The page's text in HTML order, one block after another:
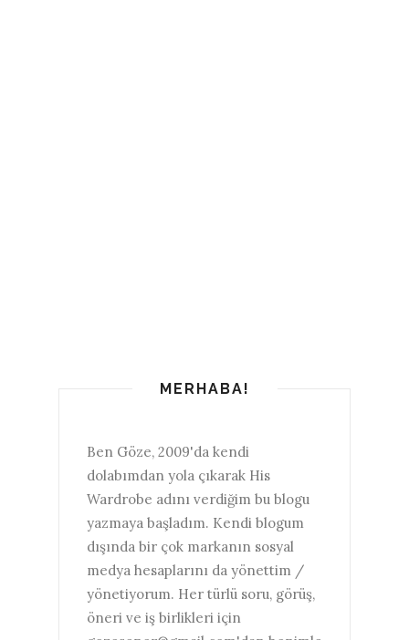
MERHABA!
Ben Göze, 2009'da kendi
dolabımdan yola çıkarak His
Wardrobe adını verdiğim bu blogu
yazmaya başladım. Kendi blogum
dışında bir çok markanın sosyal
medya hesaplarını da yönettim /
yönetiyorum. Her türlü soru, görüş,
öneri ve iş birlikleri için